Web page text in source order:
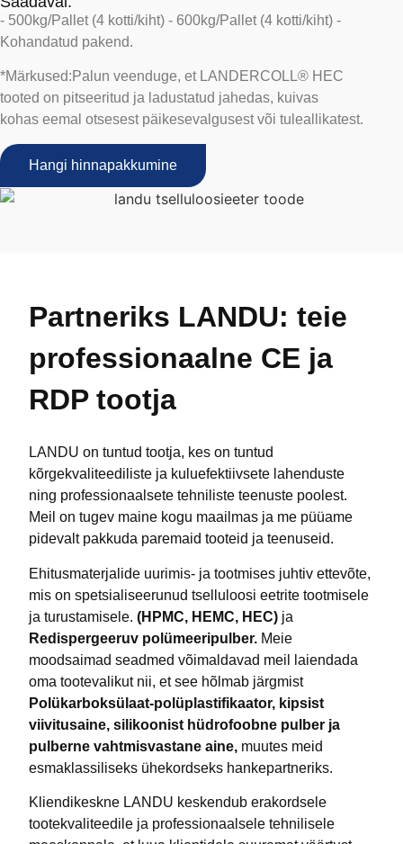
- 500kg/Pallet (4 kotti/kiht) - 600kg/Pallet (4 kotti/kiht) -
Kohandatud pakend.
*Märkused: Palun veenduge, et LANDERCOLL® HEC
tooted on pitseeritud ja ladustatud jahedas, kuivas
kohas eemal otsesest päikesevalgusest või tuleallikatest.
Hangi hinnapakkumine
Partneriks LANDU: teie
professionaalne CE ja
RDP tootja
LANDU on tuntud tootja, kes on tuntud
kõrgekvaliteediliste ja kuluefektiivsete lahenduste
ning professionaalsete tehniliste teenuste poolest.
Meil on tugev maine kogu maailmas ja me püüame
pidevalt pakkuda paremaid tooteid ja teenuseid.
Ehitusmaterjalide uurimis- ja tootmises juhtiv ettevõte,
mis on spetsialiseerunud tselluloosi eetrite tootmisele
ja turustamisele. (HPMC, HEMC, HEC) ja
Redispergeeruv polümeeripulber. Meie
moodsaimad seadmed võimaldavad meil laiendada
oma tootevalikut nii, et see hõlmab järgmist
Polükarboksülaat-polüplastifikaator, kipsist
viivitusaine, silikoonist hüdrofoobne pulber ja
pulberne vahtmisvastane aine, muutes meid
esmaklassiliseks ühekordseks hankepartneriks.
Kliendikeskne LANDU keskendub erakordsele
tootekvaliteedile ja professionaalsele tehnilisele